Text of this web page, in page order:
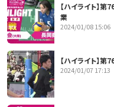
【ハイライト】
業
2024/01/08 15:06
【ハイライト】
2024/01/07 17:13